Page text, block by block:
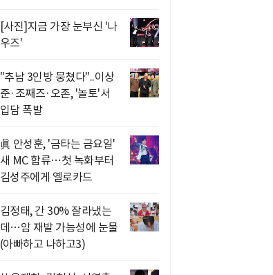
[사진]지금 가장 눈부신 '나
우즈'
"추남 3인방 뭉쳤다"..이상
준·조째즈·오존, '놀토'서
입담 폭발
眞 안성훈, '금타는 금요일'
새 MC 합류…첫 녹화부터
김성주에게 옐로카드
김정태, 간 30% 잘라냈는
데…암 재발 가능성에 눈물
(아빠하고 나하고3)